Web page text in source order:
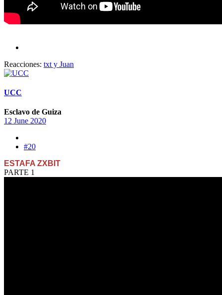
Reacciones: txt y Juan
UCC
Esclavo de Guiza
12 June 2020
#20
ESTAFA ZXBIT
PARTE 1